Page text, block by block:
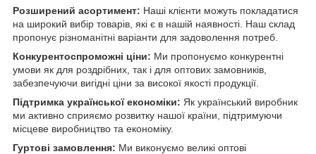
Розширений асортимент: Наші клієнти можуть покладатися
на широкий вибір товарів, які є в нашій наявності. Наш склад
пропонує різноманітні варіанти для задоволення потреб.
Конкурентоспроможні ціни: Ми пропонуємо конкурентні
умови як для роздрібних, так і для оптових замовників,
забезпечуючи вигідні ціни за високої якості продукції.
Підтримка української економіки: Як український виробник
ми активно сприяємо розвитку нашої країни, підтримуючи
місцеве виробництво та економіку.
Гуртові замовлення: Ми виконуємо великі оптові